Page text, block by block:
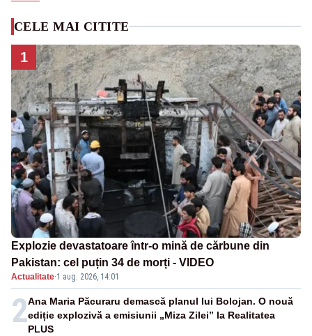
CELE MAI CITITE
1
Explozie devastatoare într-o mină de cărbune din
Pakistan: cel puțin 34 de morți - VIDEO
Actualitate·1 aug. 2026, 14:01
2Ana Maria Păcuraru demască planul lui Bolojan. O nouă
ediție explozivă a emisiunii „Miza Zilei” la Realitatea
PLUS